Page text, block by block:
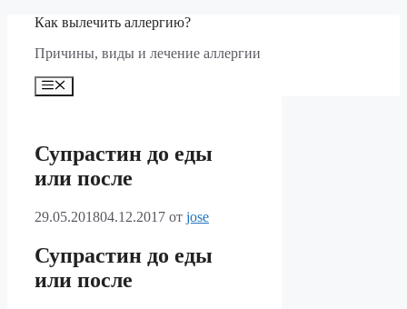
Перейти
содержимому
Как вылечить аллергию?
Причины, виды и лечение аллергии
Меню
Супрастин до еды
или после
29.05.201804.12.2017 от jose
Супрастин до еды
или после